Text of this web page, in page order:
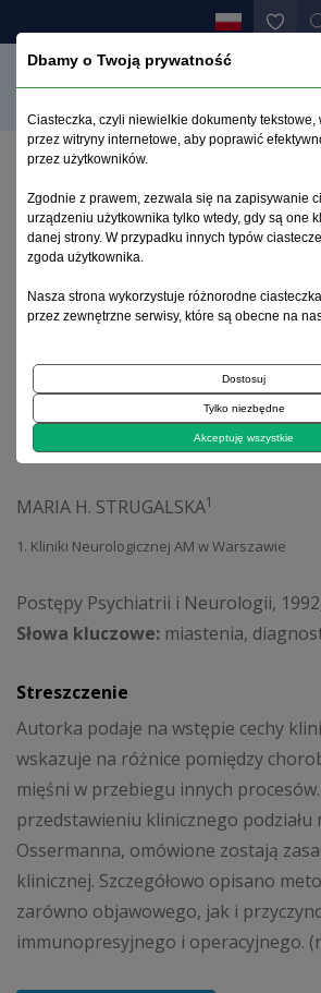
Diagnostyka i leczenie miastenii
Archiwum 1992–2014
Choroby nerwowo-mięśniowe
Diagnostyka i leczenie
MARIA H. STRUGALSKA1
1. Kliniki Neurologicznej AM w Warszawie
Postępy Psychiatrii i Neurologii,
Słowa kluczowe: miastenia,
Streszczenie
Autorka podaje na wstępie cechy
wskazuje na różnice pomiędzy
mięśni w przebiegu innych
przedstawieniu klinicznego podziału
Ossermanna, omówione zostają
klinicznej. Szczegółowo opisano
zarówno objawowego, jak i
immunopresyjnego i operacyjnego.
Dbamy o Twoją prywatność
Ciasteczka, czyli niewielkie dokumenty tekstowe,
przez witryny internetowe, aby poprawić
przez użytkowników.
Zgodnie z prawem, zezwala się na zapisywanie
urządzeniu użytkownika tylko wtedy, gdy są one
danej strony. W przypadku innych typów
zgoda użytkownika.
Nasza strona wykorzystuje różnorodne
przez zewnętrzne serwisy, które są obecne na
Dostosuj
Tylko niezbędne
Akceptuję wszystkie